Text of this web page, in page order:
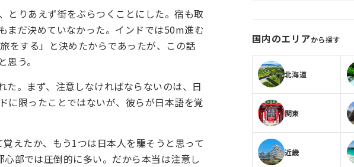
とりあえず街をぶらつくことにした。宿も取
まだ決めていなかった。インドでは50m進む
をする」と決めたからであったが、この話
う。
た。まず、注意しなければならないのは、日
に限ったことではないが、彼らが日本語を覚
えたか、もう1つは日本人を騙そうと思って
部では圧倒的に多い。だから本当は注意し
国内のエリアから探す
北海道
関東
近畿